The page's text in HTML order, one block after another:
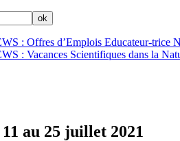
: Offres d’Emplois Educateur-trice
: Vacances Scientifiques dans la
au 25 juillet 2021